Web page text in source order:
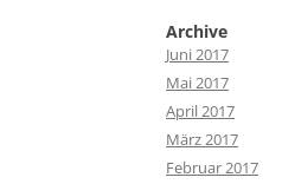
Archive
Juni 2017
Mai 2017
April 2017
März 2017
Februar 2017